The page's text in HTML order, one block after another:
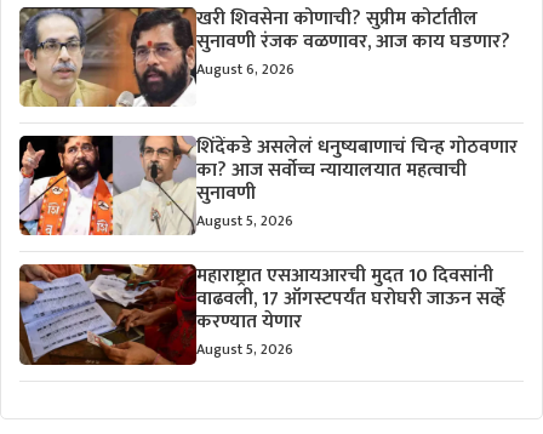
खरी शिवसेना कोणाची? सुप्रीम कोर्टातील
सुनावणी रंजक वळणावर, आज काय घडणार?
August 6, 2026
शिंदेंकडे असलेलं धनुष्यबाणाचं चिन्ह गोठवणार
का? आज सर्वोच्च न्यायालयात महत्वाची
सुनावणी
August 5, 2026
महाराष्ट्रात एसआयआरची मुदत 10 दिवसांनी
वाढवली, 17 ऑगस्टपर्यंत घरोघरी जाऊन सर्व्हे
करण्यात येणार
August 5, 2026